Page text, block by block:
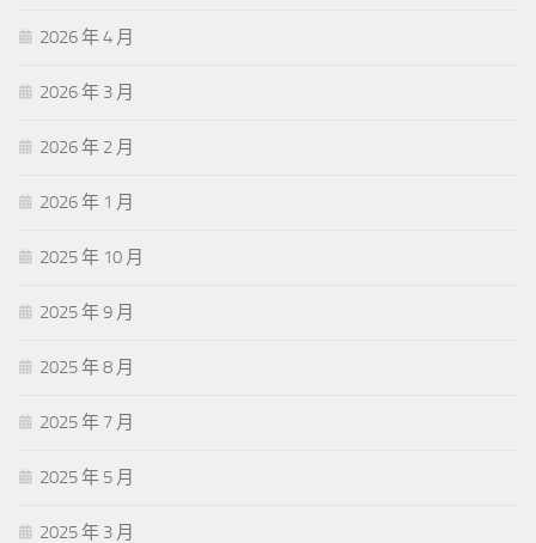
2026 年 4 月
2026 年 3 月
2026 年 2 月
2026 年 1 月
2025 年 10 月
2025 年 9 月
2025 年 8 月
2025 年 7 月
2025 年 5 月
2025 年 3 月